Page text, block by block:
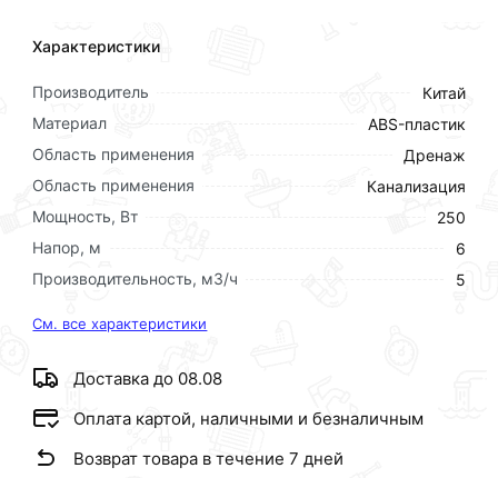
Характеристики
Производитель
Китай
Материал
ABS-пластик
Область применения
Дренаж
Область применения
Канализация
Мощность, Вт
250
Напор, м
6
Производительность, м3/ч
5
См. все характеристики
Доставка до 08.08
Оплата картой, наличными и безналичным
Возврат товара в течение 7 дней